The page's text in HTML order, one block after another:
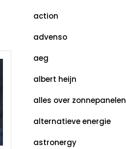
action
advenso
aeg
albert heijn
alles over zonnepanelen
alternatieve energie
astronergy